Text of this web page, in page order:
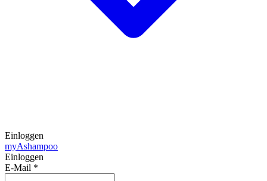
Einloggen
myAshampoo
Einloggen
E-Mail *